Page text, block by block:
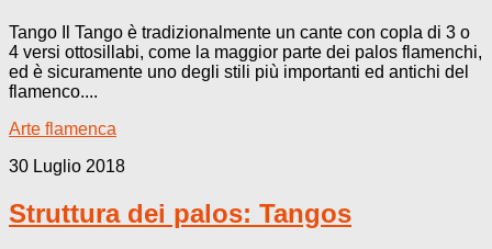
Tango Il Tango è tradizionalmente un cante con copla di 3 o
4 versi ottosillabi, come la maggior parte dei palos flamenchi,
ed è sicuramente uno degli stili più importanti ed antichi del
flamenco....
Arte flamenca
30 Luglio 2018
Struttura dei palos: Tangos